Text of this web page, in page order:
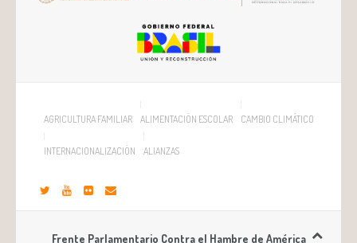
AGRICULTURA FAMILIAR ALIMENTACIÓN ESCOLAR CAMBIO CLIMÁTICO
INTERNACIONALIZACIÓN ALIANZAS
Frente Parlamentario Contra el Hambre de América